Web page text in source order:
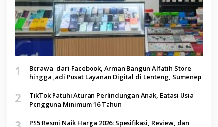
1
Berawal dari Facebook, Arman Bangun Alfatih Store
hingga Jadi Pusat Layanan Digital di Lenteng, Sumenep
2
TikTok Patuhi Aturan Perlindungan Anak, Batasi Usia
Pengguna Minimum 16 Tahun
PS5 Resmi Naik Harga 2026: Spesifikasi, Review, dan